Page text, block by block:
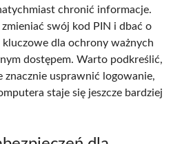
chronić informacje.
swój kod PIN i dbać o
kluczowe dla ochrony ważnych
dostępem. Warto podkreślić,
znacznie usprawnić logowanie,
staje się jeszcze bardziej